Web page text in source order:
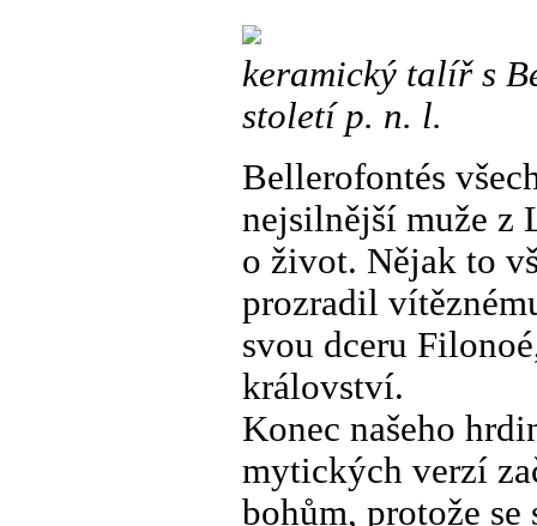
keramický talíř s
století p. n. l.
Bellerofontés
nejsilnější muže z
o život. Nějak to
prozradil
svou dceru
království.
Konec našeho
mytických verzí
bohům, protože